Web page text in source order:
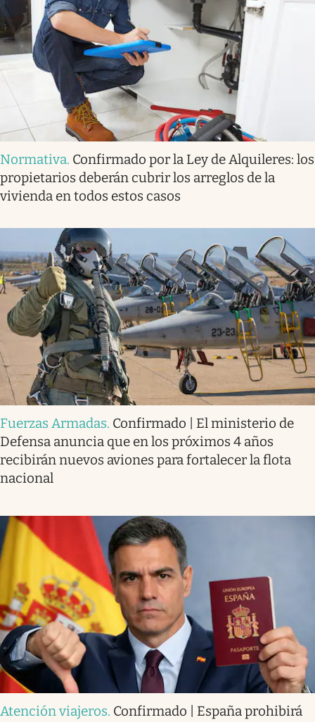
Normativa. Confirmado por la Ley de Alquileres: los
propietarios deberán cubrir los arreglos de la
vivienda en todos estos casos
Fuerzas Armadas. Confirmado | El ministerio de
Defensa anuncia que en los próximos 4 años
recibirán nuevos aviones para fortalecer la flota
nacional
Atención viajeros. Confirmado | España prohibirá